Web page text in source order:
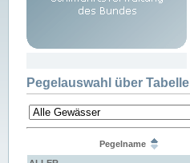
Pegelauswahl über Tabelle
Pegelname